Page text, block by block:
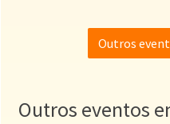
Outros
Outros eventos